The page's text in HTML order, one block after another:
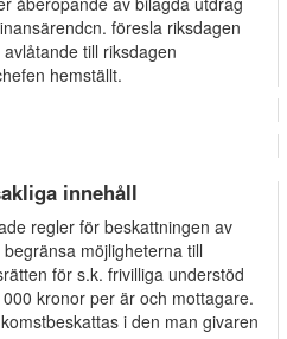
föresla riksdagen
till riksdagen
hemställt.
innehåll
regler för beskattningen av
möjligheterna till
för s.k. frivilliga understöd
kronor per är och mottagare.
i den man givaren